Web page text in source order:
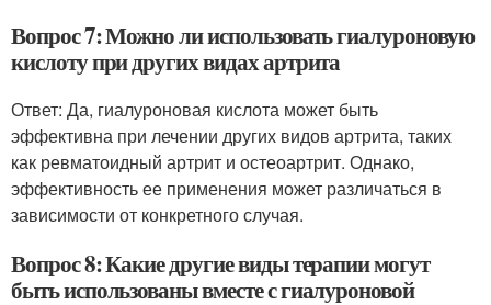
Вопрос 7: Можно ли использовать гиалуроновую
кислоту при других видах артрита
Ответ: Да, гиалуроновая кислота может быть
эффективна при лечении других видов артрита, таких
как ревматоидный артрит и остеоартрит. Однако,
эффективность ее применения может различаться в
зависимости от конкретного случая.
Вопрос 8: Какие другие виды терапии могут
быть использованы вместе с гиалуроновой